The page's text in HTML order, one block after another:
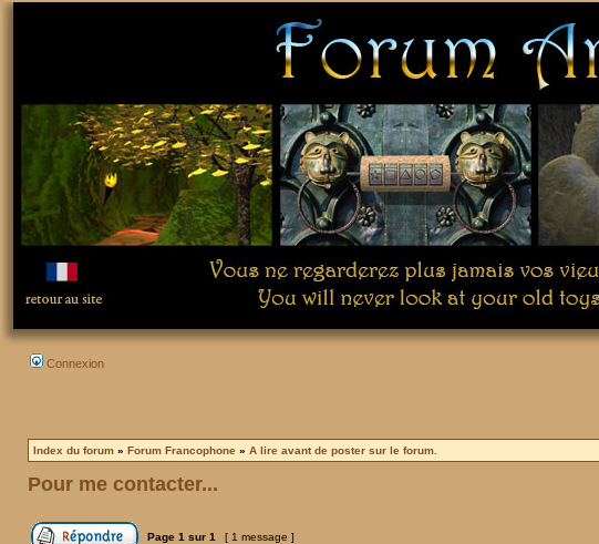
Connexion
Index du forum » Forum Francophone » A lire avant de poster sur le forum.
Pour me contacter...
Page 1 sur 1 [ 1 message ]